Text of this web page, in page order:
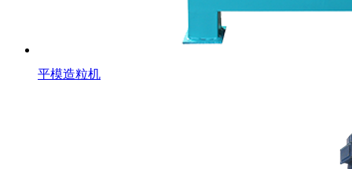
平模造粒机